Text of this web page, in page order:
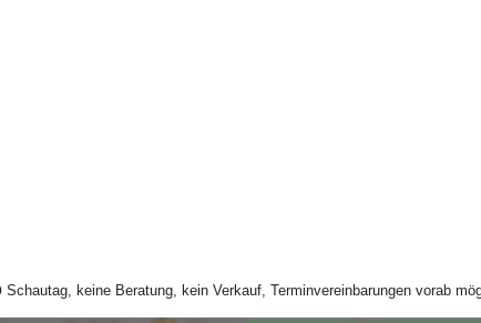
Schautag, keine Beratung, kein Verkauf, Terminvereinbarungen vorab